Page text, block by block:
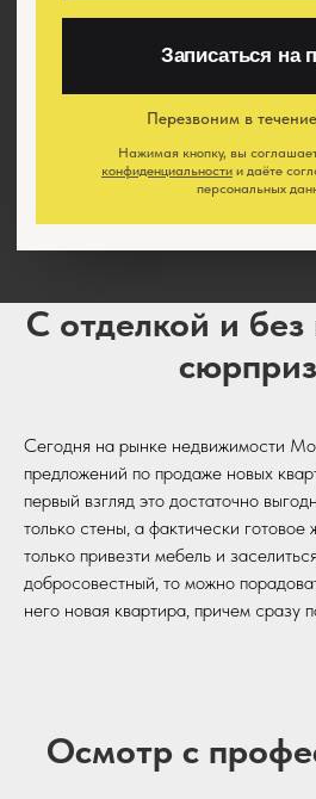
Записаться на
Перезвоним в
Нажимая кнопку, вы
конфиденциальности и даёте
персональных
С отделкой и
Сегодня на рынке недвижимости
предложений по продаже новых
первый взгляд это достаточно
только стены, а фактически готовое
только привезти мебель и
добросовестный, то можно
него новая квартира, причем сразу
Осмотр с